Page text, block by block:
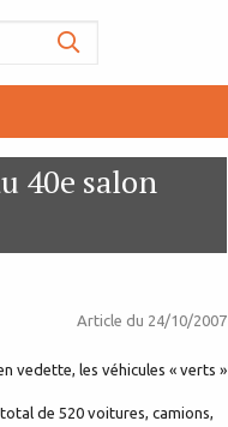
40e salon
Article du 24/10/2007
vedette, les véhicules « verts »
de 520 voitures, camions,